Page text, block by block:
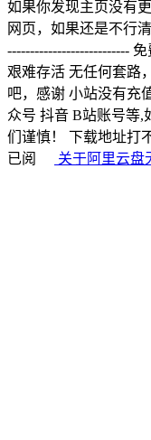
如果你发现主页没有
网页，如果还是不行
---------------------------
艰难存活 无任何套路
吧，感谢 小站没有充
众号 抖音 B站账号等,
们谨慎！ 下载地址打
已阅
关于阿里云盘